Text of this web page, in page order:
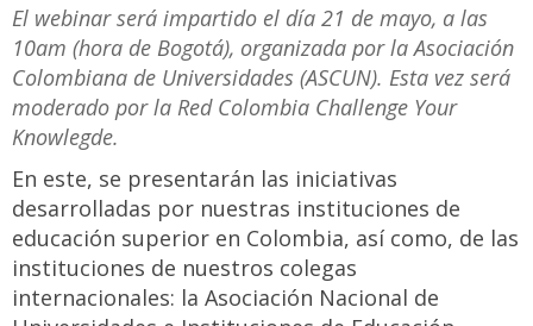
El webinar será impartido el día 21 de mayo, a las
10am (hora de Bogotá), organizada por la Asociación
Colombiana de Universidades (ASCUN). Esta vez será
moderado por la Red Colombia Challenge Your
Knowlegde.
En este, se presentarán las iniciativas
desarrolladas por nuestras instituciones de
educación superior en Colombia, así como, de las
instituciones de nuestros colegas
internacionales: la Asociación Nacional de